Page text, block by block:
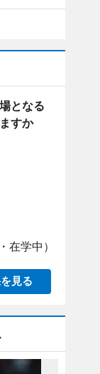
となる
すか
在学中）
見る